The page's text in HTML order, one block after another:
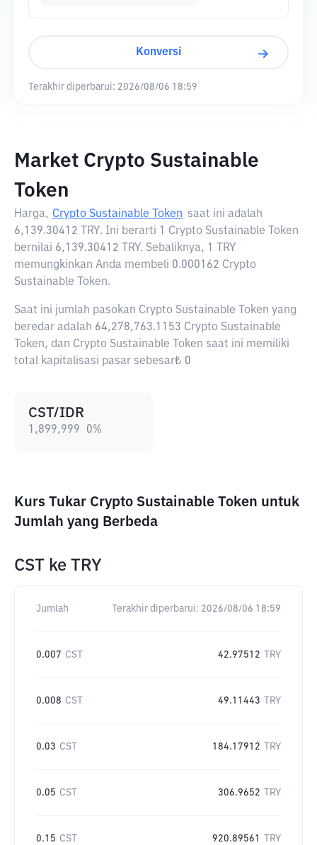
Konversi
Terakhir diperbarui: 2026/08/06 18:59
Market Crypto Sustainable
Token
Harga, Crypto Sustainable Token saat ini adalah
6,139.30412 TRY. Ini berarti 1 Crypto Sustainable Token
bernilai 6,139.30412 TRY. Sebaliknya, 1 TRY
memungkinkan Anda membeli 0.000162 Crypto
Sustainable Token.
Saat ini jumlah pasokan Crypto Sustainable Token yang
beredar adalah 64,278,763.1153 Crypto Sustainable
Token, dan Crypto Sustainable Token saat ini memiliki
total kapitalisasi pasar sebesar₺ 0
CST/IDR
1,899,999 0%
Kurs Tukar Crypto Sustainable Token untuk
Jumlah yang Berbeda
CST ke TRY
Jumlah Terakhir diperbarui: 2026/08/06 18:59
0.007 CST 42.97512 TRY
0.008 CST 49.11443 TRY
0.03 CST 184.17912 TRY
0.05 CST 306.9652 TRY
0.15 CST 920.89561 TRY